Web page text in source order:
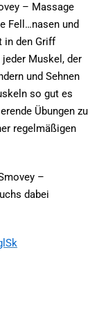
– Massage
Fell …nasen und
in den Griff
Muskel, der
und Sehnen
so gut es
Übungen zu
regelmäßigen
–
dabei